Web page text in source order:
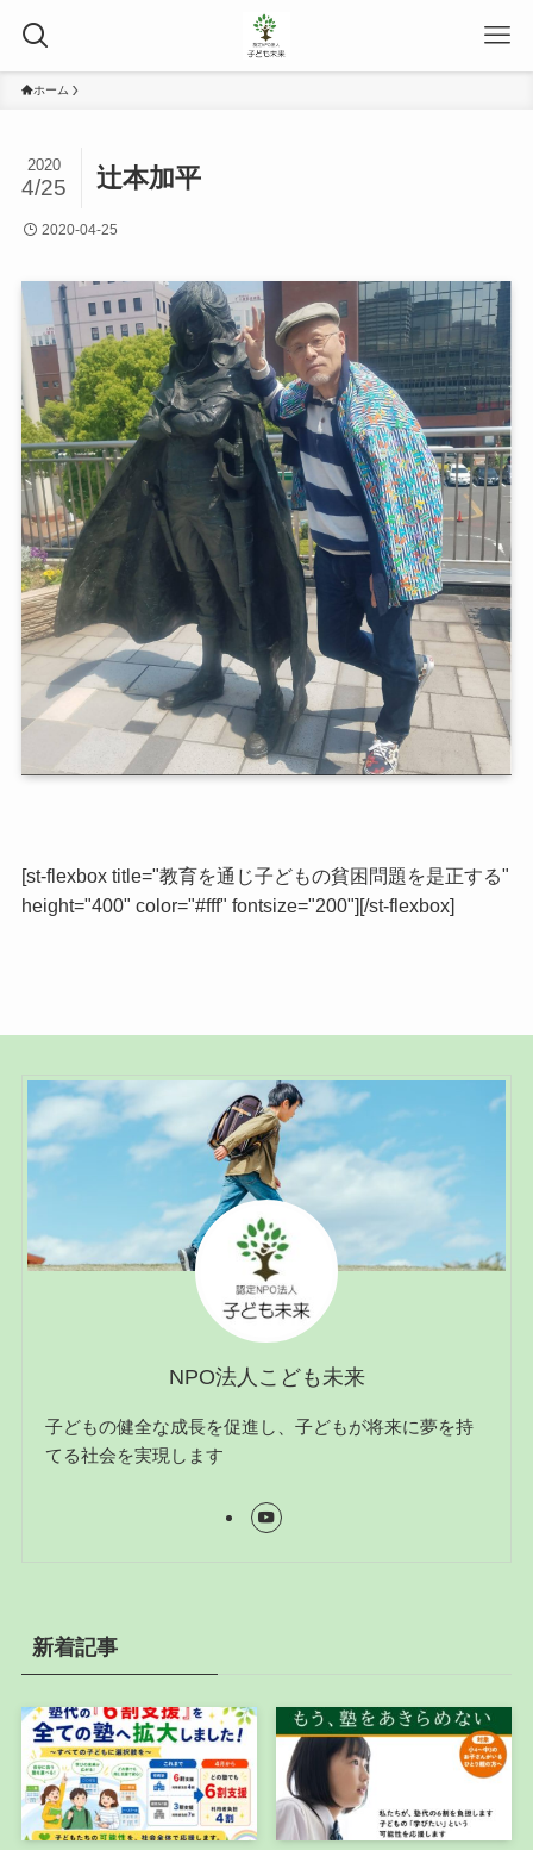
ホーム
辻本加平
2020
4/25
2020-04-25
[st-flexbox title="教育を通じ子どもの貧困問題を是正する"
height="400" color="#fff" fontsize="200"][/st-flexbox]
NPO法人こども未来
子どもの健全な成長を促進し、子どもが将来に夢を持
てる社会を実現します
新着記事